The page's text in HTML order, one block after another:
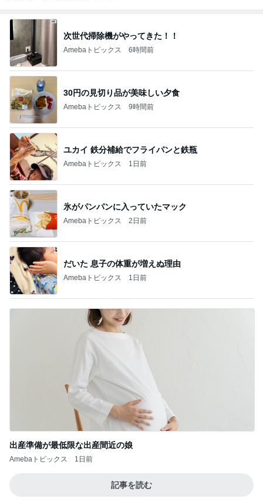
次世代掃除機がやってきた！！
Amebaトピックス 6時間前
30円の見切り品が美味しい夕食
Amebaトピックス 9時間前
ユカイ 鉄分補給でフライパンと鉄瓶
Amebaトピックス 1日前
氷がパンパンに入っていたマック
Amebaトピックス 2日前
だいた 息子の体重が増えぬ理由
Amebaトピックス 1日前
出産準備が最低限な出産間近の娘
Amebaトピックス 1日前
記事を読む